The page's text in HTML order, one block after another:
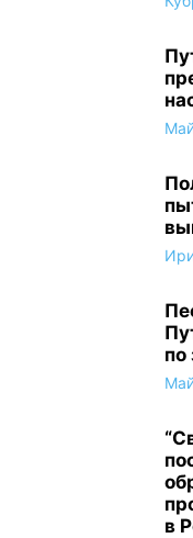
по
в